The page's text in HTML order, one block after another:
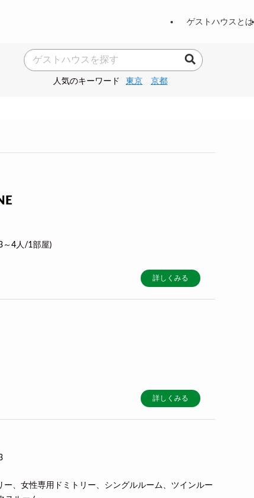
ゲストハウスとは
人気のキーワード 東京 京都
～4人/1部屋)
詳しくみる
詳しくみる
、女性専用ドミトリー、シングルルーム、ツインルー